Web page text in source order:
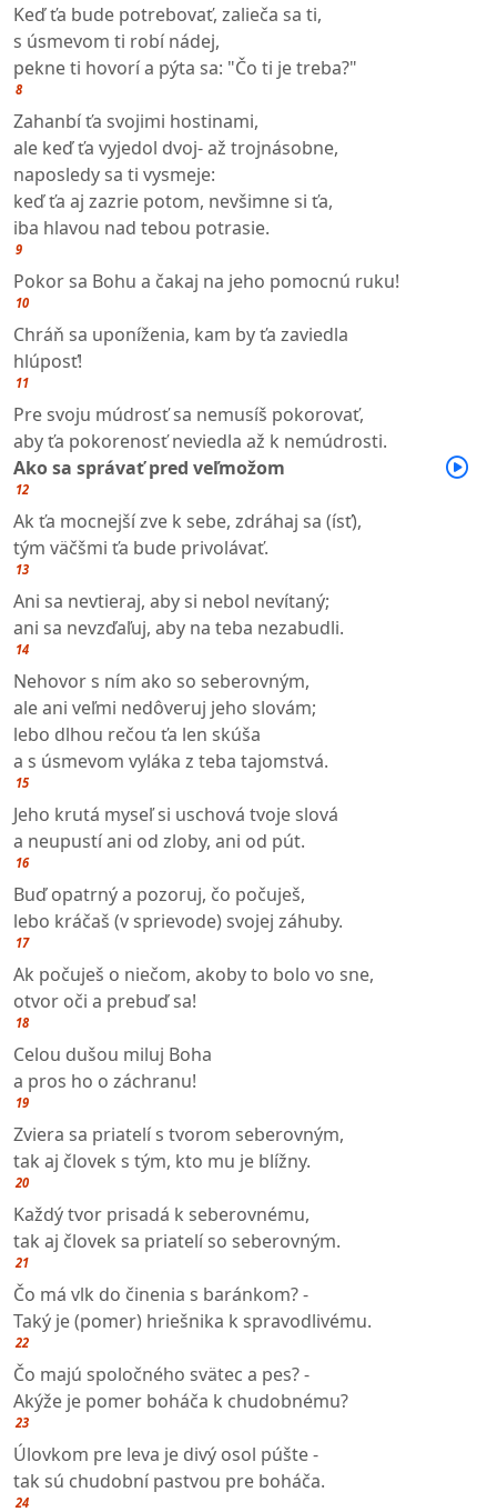
Keď ťa bude potrebovať, zalieča sa ti,
s úsmevom ti robí nádej,
pekne ti hovorí a pýta sa: "Čo ti je treba?"
8
Zahanbí ťa svojimi hostinami,
ale keď ťa vyjedol dvoj- až trojnásobne,
naposledy sa ti vysmeje:
keď ťa aj zazrie potom, nevšimne si ťa,
iba hlavou nad tebou potrasie.
9
Pokor sa Bohu a čakaj na jeho pomocnú ruku!
10
Chráň sa uponíženia, kam by ťa zaviedla
hlúposť!
11
Pre svoju múdrosť sa nemusíš pokorovať,
aby ťa pokorenosť neviedla až k nemúdrosti.
Ako sa správať pred veľmožom
12
Ak ťa mocnejší zve k sebe, zdráhaj sa (ísť),
tým väčšmi ťa bude privolávať.
13
Ani sa nevtieraj, aby si nebol nevítaný;
ani sa nevzďaľuj, aby na teba nezabudli.
14
Nehovor s ním ako so seberovným,
ale ani veľmi nedôveruj jeho slovám;
lebo dlhou rečou ťa len skúša
a s úsmevom vyláka z teba tajomstvá.
15
Jeho krutá myseľ si uschová tvoje slová
a neupustí ani od zloby, ani od pút.
16
Buď opatrný a pozoruj, čo počuješ,
lebo kráčaš (v sprievode) svojej záhuby.
17
Ak počuješ o niečom, akoby to bolo vo sne,
otvor oči a prebuď sa!
18
Celou dušou miluj Boha
a pros ho o záchranu!
19
Zviera sa priatelí s tvorom seberovným,
tak aj človek s tým, kto mu je blížny.
20
Každý tvor prisadá k seberovnému,
tak aj človek sa priatelí so seberovným.
21
Čo má vlk do činenia s baránkom? -
Taký je (pomer) hriešnika k spravodlivému.
22
Čo majú spoločného svätec a pes? -
Akýže je pomer boháča k chudobnému?
23
Úlovkom pre leva je divý osol púšte -
tak sú chudobní pastvou pre boháča.
24